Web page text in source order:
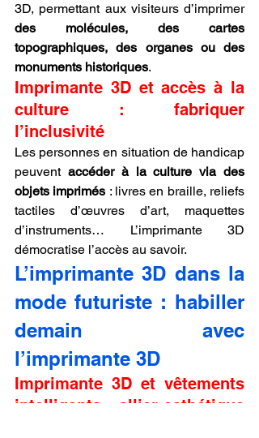
3D, permettant aux visiteurs d’imprimer
des molécules, des cartes
topographiques, des organes ou des
monuments historiques.
Imprimante 3D et accès à la
culture : fabriquer
l’inclusivité
Les personnes en situation de handicap
peuvent accéder à la culture via des
objets imprimés : livres en braille, reliefs
tactiles d’œuvres d’art, maquettes
d’instruments… L’imprimante 3D
démocratise l’accès au savoir.
L’imprimante 3D dans la
mode futuriste : habiller
demain avec
l’imprimante 3D
Imprimante 3D et vêtements
intelligents : allier esthétique